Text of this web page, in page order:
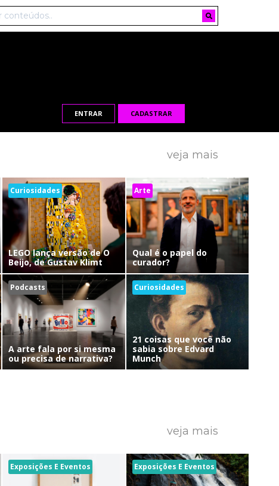
ENTRAR CADASTRAR
veja mais
Curiosidades
LEGO lança versão de O
Beijo, de Gustav Klimt
Arte
Qual é o papel do
curador?
Podcasts
A arte fala por si mesma
ou precisa de narrativa?
Curiosidades
21 coisas que você não
sabia sobre Edvard
Munch
veja mais
Exposições E Eventos Exposições E Eventos